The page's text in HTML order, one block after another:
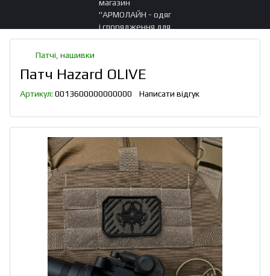
Патчі, нашивки
Патч Hazard OLIVE
Артикул: 0013600000000000 Написати відгук